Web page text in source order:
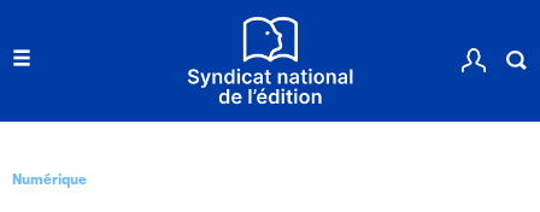
Numérique